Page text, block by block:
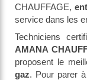
CHAUFFAGE,
service dans les
Techniciens
AMANA
proposent le
gaz. Pour parer